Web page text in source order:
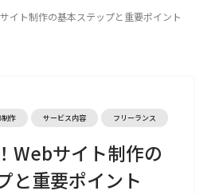
イト制作の基本ステップと重要ポイント
制作 サービス内容 フリーランス
Webサイト制作の
と重要ポイント